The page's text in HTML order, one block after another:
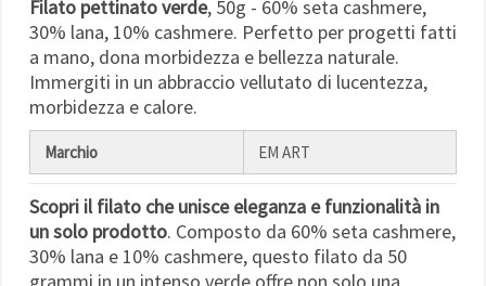
Impostazioni
Filato pettinato verde, 50g - 60% seta cashmere,
30% lana, 10% cashmere. Perfetto per progetti fatti
a mano, dona morbidezza e bellezza naturale.
Immergiti in un abbraccio vellutato di lucentezza,
morbidezza e calore.
Marchio EM ART
Scopri il filato che unisce eleganza e funzionalità in
un solo prodotto. Composto da 60% seta cashmere,
30% lana e 10% cashmere, questo filato da 50
grammi in un intenso verde offre non solo una